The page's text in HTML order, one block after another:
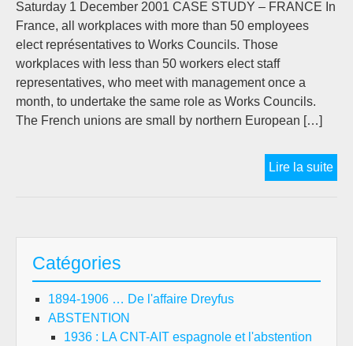
Saturday 1 December 2001 CASE STUDY – FRANCE In
France, all workplaces with more than 50 employees
elect représentatives to Works Councils. Those
workplaces with less than 50 workers elect staff
representatives, who meet with management once a
month, to undertake the same role as Works Councils.
The French unions are small by northern European […]
Lire la suite
Catégories
1894-1906 … De l'affaire Dreyfus
ABSTENTION
1936 : LA CNT-AIT espagnole et l'abstention